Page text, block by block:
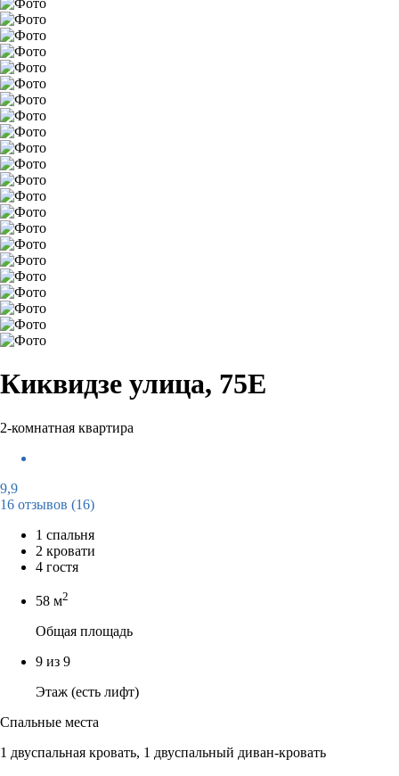
Киквидзе улица, 75Е
2-комнатная квартира
9,9
16 отзывов (16)
1 спальня
2 кровати
4 гостя
58 м2
Общая площадь
9 из 9
Этаж (есть лифт)
Спальные места
1 двуспальная кровать, 1 двуспальный диван-кровать